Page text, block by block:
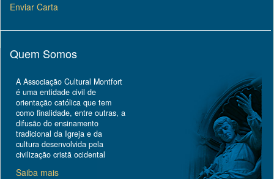
Enviar Carta
Quem Somos
A Associação Cultural Montfort
é uma entidade civil de
orientação católica que tem
como finalidade, entre outras, a
difusão do ensinamento
tradicional da Igreja e da
cultura desenvolvida pela
civilização cristã ocidental
Saiba mais